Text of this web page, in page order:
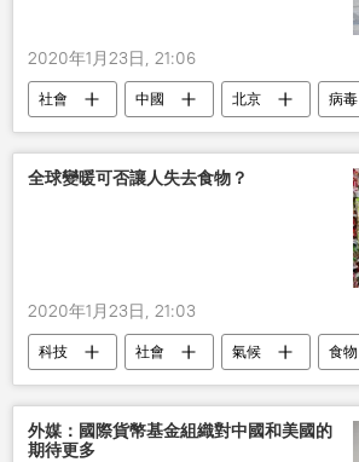
2020年1月23日, 21:06
社會 中國 北京
病毒
取消
全球變暖可否讓人失去食物？
2020年1月23日, 21:03
科技 社會 氣候
食物
全球
外媒：國際貨幣基金組織對中國和美國的
期待更多